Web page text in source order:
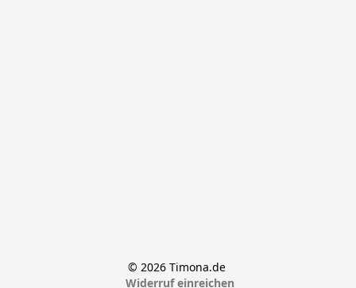
© 2026 Timona.de
Widerruf einreichen